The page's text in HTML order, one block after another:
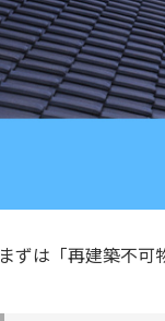
まずは「再建築不可